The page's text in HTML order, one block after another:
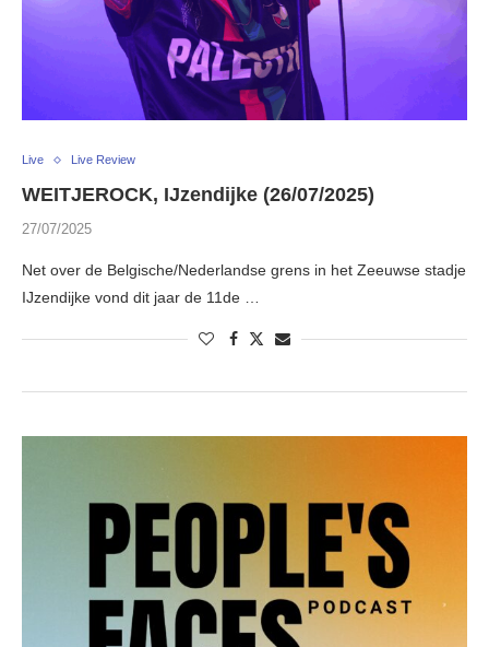
Live Live Review
WEITJEROCK, IJzendijke (26/07/2025)
27/07/2025
Net over de Belgische/Nederlandse grens in het Zeeuwse stadje
IJzendijke vond dit jaar de 11de …